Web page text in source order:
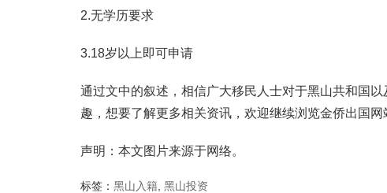
2.无学历要求
3.18岁以上即可申请
通过文中的叙述，相信广大移民人士对于黑山共和国
趣，想要了解更多相关资讯，欢迎继续浏览金侨出国网
声明：本文图片来源于网络。
标签： 黑山入籍 黑山投资